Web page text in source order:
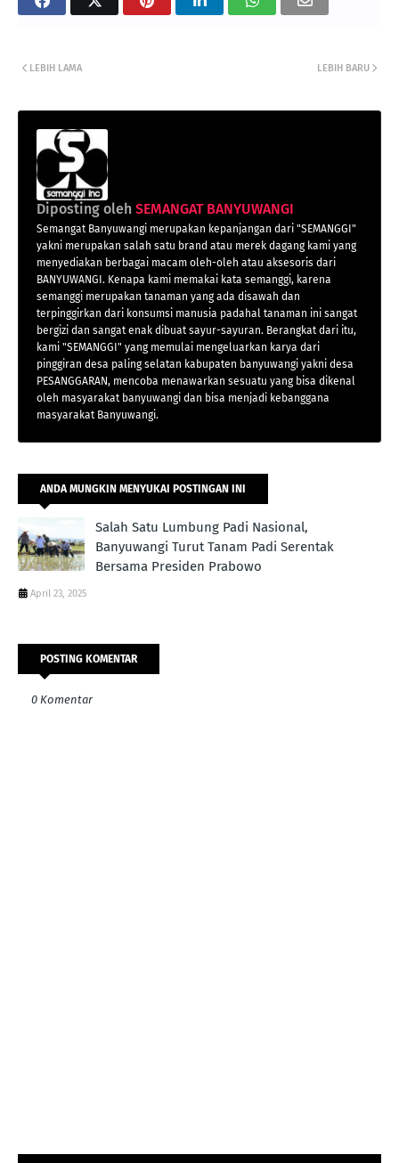
LEBIH BARU
LEBIH LAMA
Diposting oleh SEMANGAT BANYUWANGI
Semangat Banyuwangi merupakan kepanjangan dari "SEMANGGI"
yakni merupakan salah satu brand atau merek dagang kami yang
menyediakan berbagai macam oleh-oleh atau aksesoris dari
BANYUWANGI. Kenapa kami memakai kata semanggi, karena
semanggi merupakan tanaman yang ada disawah dan
terpinggirkan dari konsumsi manusia padahal tanaman ini sangat
bergizi dan sangat enak dibuat sayur-sayuran. Berangkat dari itu,
kami "SEMANGGI" yang memulai mengeluarkan karya dari
pinggiran desa paling selatan kabupaten banyuwangi yakni desa
PESANGGARAN, mencoba menawarkan sesuatu yang bisa dikenal
oleh masyarakat banyuwangi dan bisa menjadi kebanggana
masyarakat Banyuwangi.
ANDA MUNGKIN MENYUKAI POSTINGAN INI
Salah Satu Lumbung Padi Nasional,
Banyuwangi Turut Tanam Padi Serentak
Bersama Presiden Prabowo
April 23, 2025
POSTING KOMENTAR
0 Komentar